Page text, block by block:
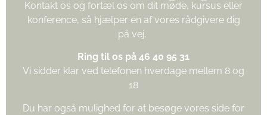
Kontakt os og fortæl os om dit møde, kursus eller
konference, så hjælper en af vores rådgivere dig
på vej.
Ring til os på 46 40 95 31
Vi sidder klar ved telefonen hverdage mellem 8 og
18
Du har også mulighed for at besøge vores side for